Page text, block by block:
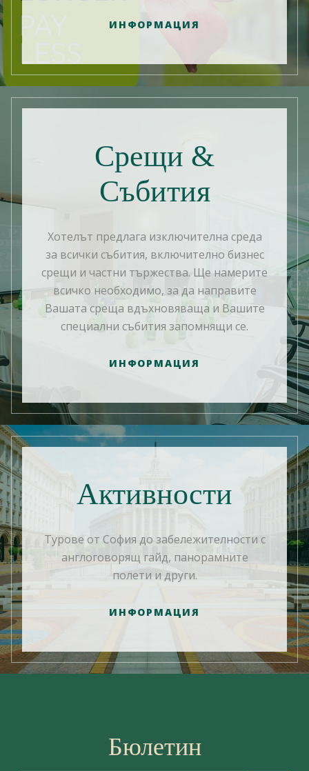
ИНФОРМАЦИЯ
Срещи &
Събития
Хотелът предлага изключителна среда
за всички събития, включително бизнес
срещи и частни тържества. Ще намерите
всичко необходимо, за да направите
Вашата среща вдъхновяваща и Вашите
специални събития запомнящи се.
ИНФОРМАЦИЯ
Активности
Турове от София до забележителности с
англоговорящ гайд, панорамните
полети и други.
ИНФОРМАЦИЯ
Бюлетин